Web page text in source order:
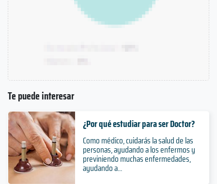
Te puede interesar
¿Por qué estudiar para ser Doctor?
Como médico, cuidarás la salud de las
personas, ayudando a los enfermos y
previniendo muchas enfermedades,
ayudando a...